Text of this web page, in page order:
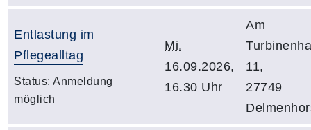
Entlastung im
Pflegealltag
Status: Anmeldung
möglich
Mi.
16.09.2026,
16.30 Uhr
Am
11,
27749